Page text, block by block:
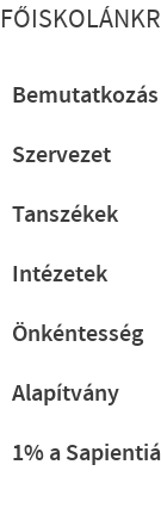
Bemutatkozás
Szervezet
Tanszékek
Intézetek
Önkéntesség
Alapítvány
1% a